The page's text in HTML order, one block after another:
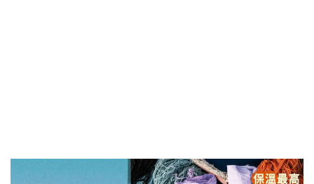
Hydro Flask 2026新款駕到